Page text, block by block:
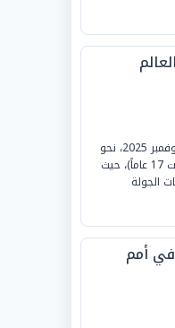
تتجه أنظار الجماهير المصرية والعربية اليوم، الإثنين 10 نوفمبر 2025، نحو
قمة منتظرة في بطولة كأس العالم للناشئين 2025 (تحت 17 عاماً)، حيث
الجولة
أمم